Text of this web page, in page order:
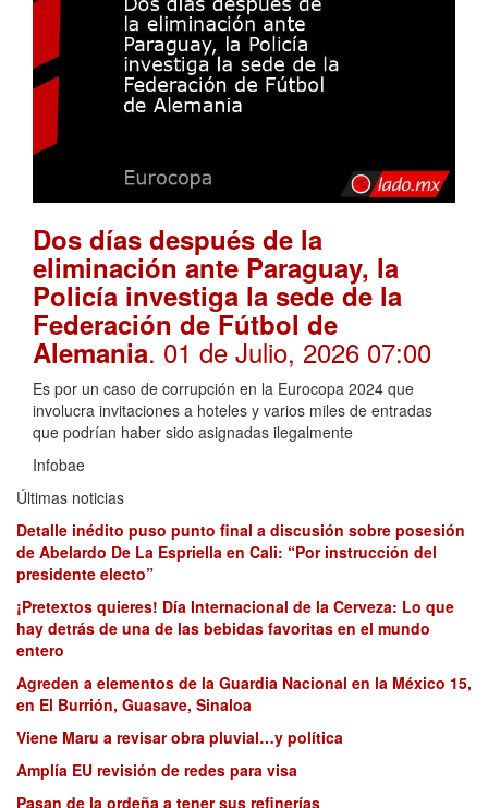
Dos días después de la
eliminación ante Paraguay, la
Policía investiga la sede de la
Federación de Fútbol de
Alemania. 01 de Julio, 2026 07:00
Es por un caso de corrupción en la Eurocopa 2024 que
involucra invitaciones a hoteles y varios miles de entradas
que podrían haber sido asignadas ilegalmente
Infobae
Últimas noticias
Detalle inédito puso punto final a discusión sobre posesión
de Abelardo De La Espriella en Cali: “Por instrucción del
presidente electo”
¡Pretextos quieres! Día Internacional de la Cerveza: Lo que
hay detrás de una de las bebidas favoritas en el mundo
entero
Agreden a elementos de la Guardia Nacional en la México 15,
en El Burrión, Guasave, Sinaloa
Viene Maru a revisar obra pluvial…y política
Amplía EU revisión de redes para visa
Pasan de la ordeña a tener sus refinerías